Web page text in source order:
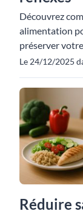
Découvrez
alimentation
préserver
Le 24/12/2025
Réduire